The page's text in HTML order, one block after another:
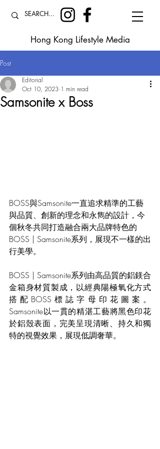
Hong Kong Lifestyle Media
Post
Samsonite x Boss
Editorial
Oct 10, 2023 1 min read
BOSS與Samsonite一直追求精準的工藝
與品質、創新的理念和永雋的設計，今
個秋冬共同打造融合兩大品牌特色的
BOSS | Samsonite系列，展現不一樣的出
行美學。
BOSS | Samsonite系列由高品質的鋁鎂合
金箱身材質製成，以經典陽極氧化方式
搭配BOSS標誌字母印花圖案。
Samsonite以一貫的精湛工藝將黑色印花
於鋁殼表面，完美呈現清晰、持久和獨
特的視覺效果，展現低調奢華。